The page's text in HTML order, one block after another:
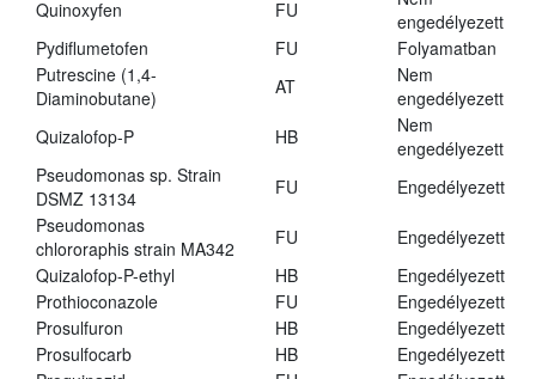
Quinoxyfen FU
engedélyezett
Pydiflumetofen
FU
Folyamatban
Putrescine (1,4-
Diaminobutane)
AT
Nem
engedélyezett
Quizalofop-P
HB
Nem
engedélyezett
Pseudomonas sp. Strain
DSMZ 13134
FU
Engedélyezett
Pseudomonas
chlororaphis strain MA342
FU
Engedélyezett
Quizalofop-P-ethyl
HB
Engedélyezett
Prothioconazole
FU
Engedélyezett
Prosulfuron
HB
Engedélyezett
Prosulfocarb
HB
Engedélyezett